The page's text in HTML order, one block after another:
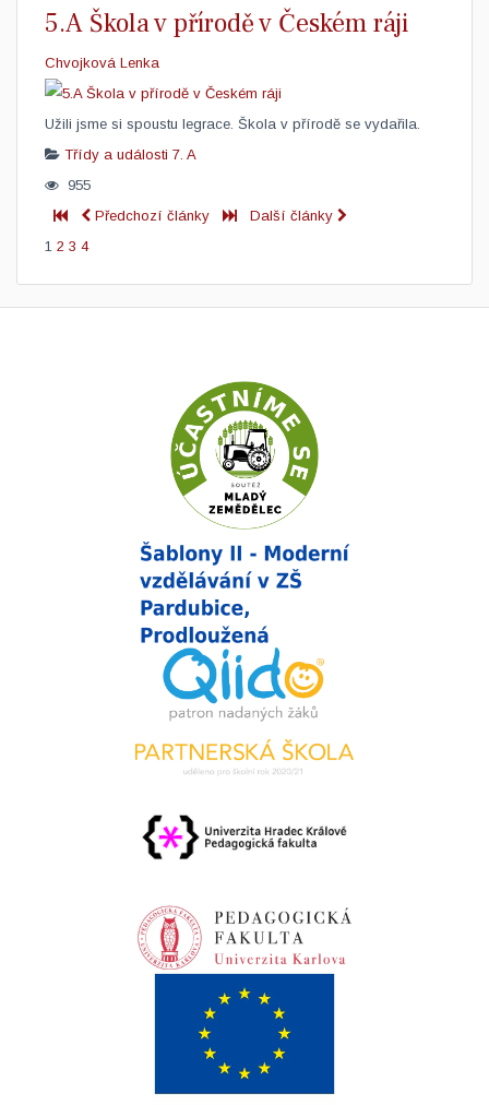
5.A Škola v přírodě v Českém ráji
Chvojková Lenka
​Užili jsme si spoustu legrace. Škola v přírodě se vydařila.
Třídy a události 7. A
955
Předchozí články
Další články
1 2 3 4